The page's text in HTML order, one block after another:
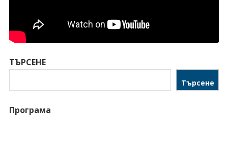
ТЪРСЕНЕ
Търсене
Програма